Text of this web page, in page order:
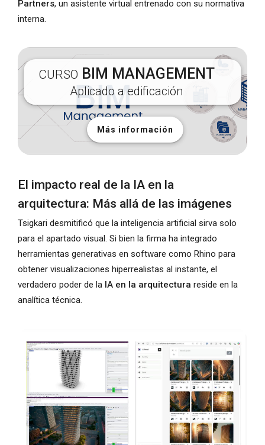
Partners, un asistente virtual entrenado con su normativa
interna.
CURSO BIM MANAGEMENT
Aplicado a edificación
Más información
El impacto real de la IA en la
arquitectura: Más allá de las imágenes
Tsigkari desmitificó que la inteligencia artificial sirva solo
para el apartado visual. Si bien la firma ha integrado
herramientas generativas en software como Rhino para
obtener visualizaciones hiperrealistas al instante, el
verdadero poder de la IA en la arquitectura reside en la
analítica técnica.